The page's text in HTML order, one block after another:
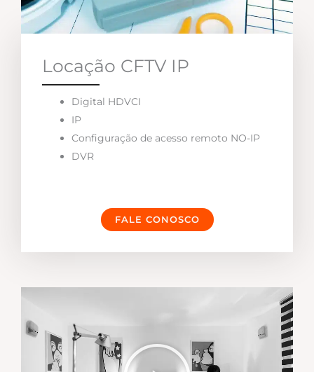
Locação CFTV IP
Digital HDVCI
IP
Configuração de acesso remoto NO-IP
DVR
FALE CONOSCO